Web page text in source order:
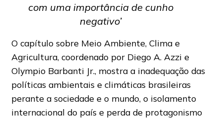
com uma importância de cunho
negativo’
O capítulo sobre Meio Ambiente, Clima e
Agricultura, coordenado por Diego A. Azzi e
Olympio Barbanti Jr., mostra a inadequação das
políticas ambientais e climáticas brasileiras
perante a sociedade e o mundo, o isolamento
internacional do país e perda de protagonismo